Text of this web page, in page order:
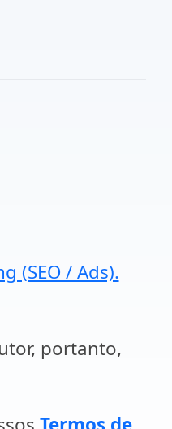
(SEO / Ads).
portanto,